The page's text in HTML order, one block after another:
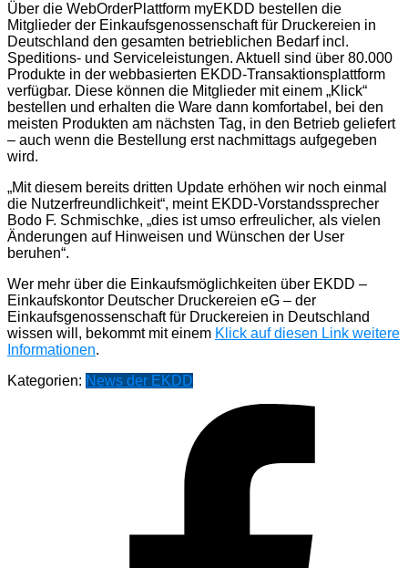
Über die WebOrderPlattform myEKDD bestellen die
Mitglieder der Einkaufsgenossenschaft für Druckereien in
Deutschland den gesamten betrieblichen Bedarf incl.
Speditions- und Serviceleistungen. Aktuell sind über 80.000
Produkte in der webbasierten EKDD-Transaktionsplattform
verfügbar. Diese können die Mitglieder mit einem „Klick“
bestellen und erhalten die Ware dann komfortabel, bei den
meisten Produkten am nächsten Tag, in den Betrieb geliefert
– auch wenn die Bestellung erst nachmittags aufgegeben
wird.
„Mit diesem bereits dritten Update erhöhen wir noch einmal
die Nutzerfreundlichkeit“, meint EKDD-Vorstandssprecher
Bodo F. Schmischke, „dies ist umso erfreulicher, als vielen
Änderungen auf Hinweisen und Wünschen der User
beruhen“.
Wer mehr über die Einkaufsmöglichkeiten über EKDD –
Einkaufskontor Deutscher Druckereien eG – der
Einkaufsgenossenschaft für Druckereien in Deutschland
wissen will, bekommt mit einem Klick auf diesen Link weitere
Informationen.
Kategorien: News der EKDD